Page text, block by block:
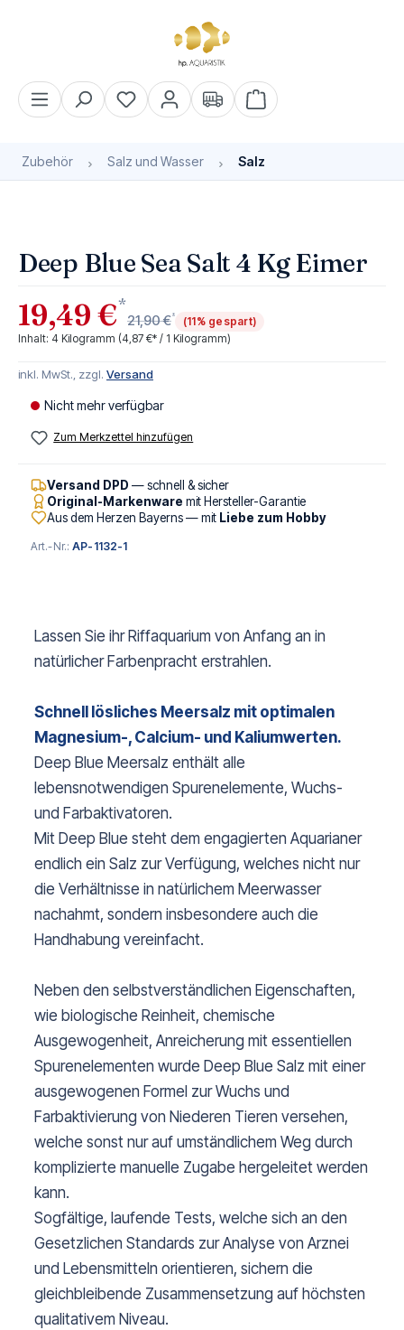
Warenkorb enthält 0
Zubehör Salz und Wasser Salz
Deep Blue Sea Salt 4 Kg Eimer
19,49 €*
21,90 €*
(11% gespart)
Inhalt: 4 Kilogramm (4,87 €* / 1 Kilogramm)
inkl. MwSt., zzgl. Versand
Nicht mehr verfügbar
Zum Merkzettel hinzufügen
Versand DPD — schnell & sicher
Original-Markenware mit Hersteller-Garantie
Aus dem Herzen Bayerns — mit Liebe zum Hobby
Art.-Nr.:AP-1132-1
Lassen Sie ihr Riffaquarium von Anfang an in
natürlicher Farbenpracht erstrahlen.
Schnell lösliches Meersalz mit optimalen
Magnesium-, Calcium- und Kaliumwerten.
Deep Blue Meersalz enthält alle
lebensnotwendigen Spurenelemente, Wuchs-
und Farbaktivatoren.
Mit Deep Blue steht dem engagierten Aquarianer
endlich ein Salz zur Verfügung, welches nicht nur
die Verhältnisse in natürlichem Meerwasser
nachahmt, sondern insbesondere auch die
Handhabung vereinfacht.
Neben den selbstverständlichen Eigenschaften,
wie biologische Reinheit, chemische
Ausgewogenheit, Anreicherung mit essentiellen
Spurenelementen wurde Deep Blue Salz mit einer
ausgewogenen Formel zur Wuchs und
Farbaktivierung von Niederen Tieren versehen,
welche sonst nur auf umständlichem Weg durch
komplizierte manuelle Zugabe hergeleitet werden
kann.
Sogfältige, laufende Tests, welche sich an den
Gesetzlichen Standards zur Analyse von Arznei
und Lebensmitteln orientieren, sichern die
gleichbleibende Zusammensetzung auf höchsten
qualitativem Niveau.